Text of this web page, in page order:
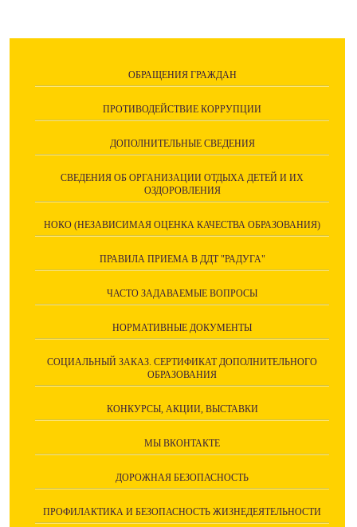
ОБРАЩЕНИЯ ГРАЖДАН
ПРОТИВОДЕЙСТВИЕ КОРРУПЦИИ
ДОПОЛНИТЕЛЬНЫЕ СВЕДЕНИЯ
СВЕДЕНИЯ ОБ ОРГАНИЗАЦИИ ОТДЫХА ДЕТЕЙ И ИХ
ОЗДОРОВЛЕНИЯ
НОКО (НЕЗАВИСИМАЯ ОЦЕНКА КАЧЕСТВА ОБРАЗОВАНИЯ)
ПРАВИЛА ПРИЕМА В ДДТ "РАДУГА"
ЧАСТО ЗАДАВАЕМЫЕ ВОПРОСЫ
НОРМАТИВНЫЕ ДОКУМЕНТЫ
СОЦИАЛЬНЫЙ ЗАКАЗ. СЕРТИФИКАТ ДОПОЛНИТЕЛЬНОГО
ОБРАЗОВАНИЯ
КОНКУРСЫ, АКЦИИ, ВЫСТАВКИ
МЫ ВКОНТАКТЕ
ДОРОЖНАЯ БЕЗОПАСНОСТЬ
ПРОФИЛАКТИКА И БЕЗОПАСНОСТЬ ЖИЗНЕДЕЯТЕЛЬНОСТИ